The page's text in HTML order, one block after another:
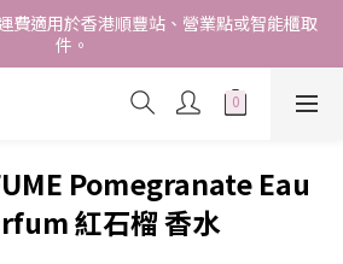
費適用於香港順豐站、營業點或智能櫃取
件。
費適用於香港順豐站、營業點或智能櫃取
件。
Hong Kong SAR. Applicable to Hong
station or SF locker pick up.
FROM HKD280/3KG.
費適用於香港順豐站、營業點或智能櫃取
Pomegranate Eau
紅石榴 香水